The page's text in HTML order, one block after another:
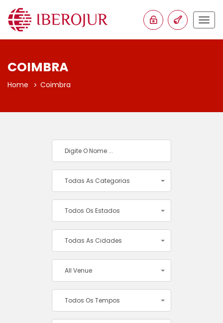
COIMBRA
Home Coimbra
Todas As Categorias
Todos Os Estados
Todas As Cidades
All Venue
Todos Os Tempos